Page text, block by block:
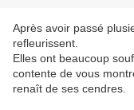
Après avoir passé
refleurissent.
Elles ont beaucoup
contente de vous
renaît de ses cendres.